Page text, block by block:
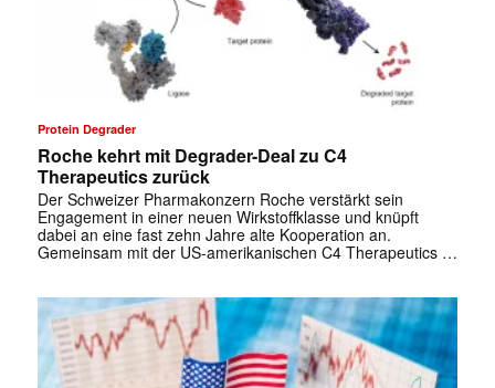
Protein Degrader
Roche kehrt mit Degrader-Deal zu C4
Therapeutics zurück
Der Schweizer Pharmakonzern Roche verstärkt sein
Engagement in einer neuen Wirkstoffklasse und knüpft
dabei an eine fast zehn Jahre alte Kooperation an.
Gemeinsam mit der US-amerikanischen C4 Therapeutics …